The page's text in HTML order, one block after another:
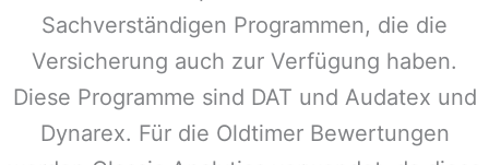
Sachverständigen Programmen, die die
Versicherung auch zur Verfügung haben.
Diese Programme sind DAT und Audatex und
Dynarex. Für die Oldtimer Bewertungen